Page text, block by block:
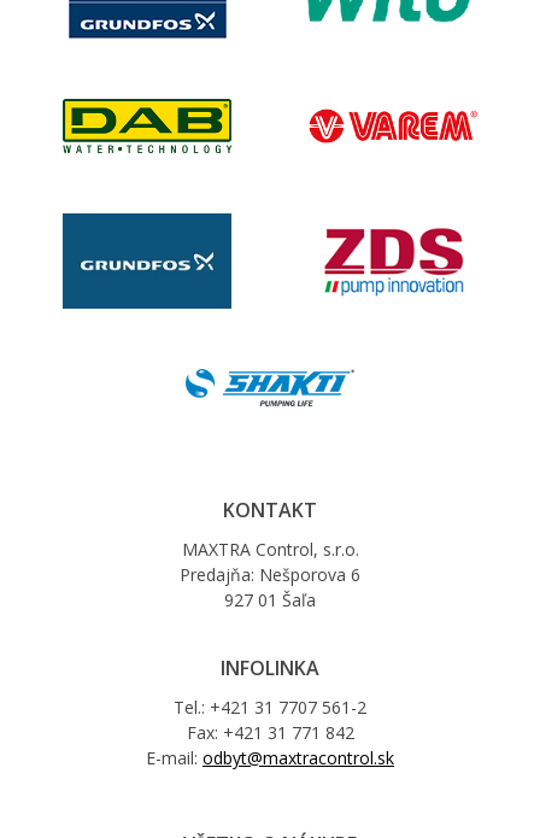
KONTAKT
MAXTRA Control, s.r.o.
Predajňa: Nešporova 6
927 01 Šaľa
INFOLINKA
Tel.: +421 31 7707 561-2
Fax: +421 31 771 842
E-mail: odbyt@maxtracontrol.sk